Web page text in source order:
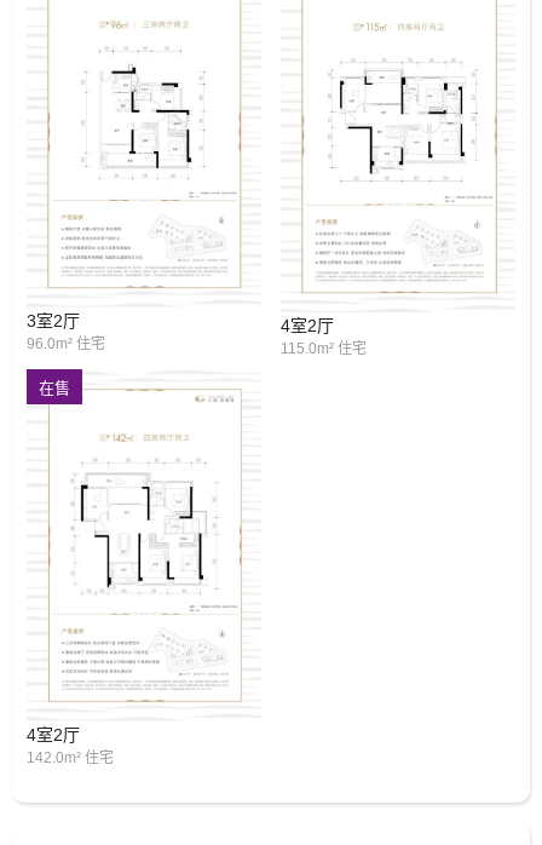
城、北站宝龙城、港湾壹号等商圈。
医疗配套
三甲医院护航 项目附近有中山大学附属
第五医院、珠海市高新区人民医院等优
质医疗配套护航，时刻守护家人安康。
环境配套
项目周边公园景区资源丰富，包括珠海
渔女/日月贝/情侣路等珠海城市文化地
标，60万方中山公园/湿地公园/共乐园等
城市生态公园配套，还享有伶仃洋海景/
留诗山脉，缔造出山海共享的体验。
仁恒滨海湾由仁恒置地开发建造，仁恒置地源自新加坡国
际地产开发商，以国际化建筑理念和现代高品质人居水
准，为置业者匠筑精品。仁恒深耕珠海17载 打造珠海地
标，像珠海地标综合体——仁恒滨海中心、珠海高端住宅
区——仁恒星园等均由仁恒匠心打造。
3室2厅
96.0m² 住宅
4室2厅
115.0m² 住宅
在售
4室2厅
142.0m² 住宅